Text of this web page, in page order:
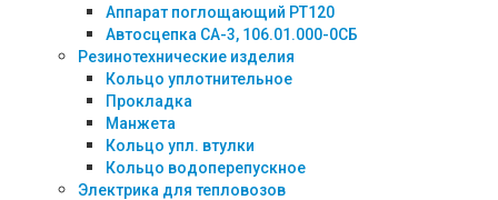
Аппарат поглощающий РТ120
Автосцепка СА-3, 106.01.000-0СБ
Резинотехнические изделия
Кольцо уплотнительное
Прокладка
Манжета
Кольцо упл. втулки
Кольцо водоперепускное
Электрика для тепловозов